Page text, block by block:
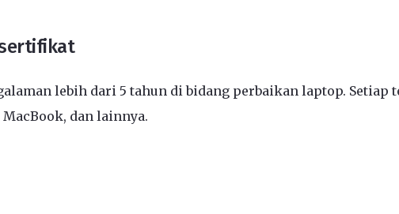
lebih dari 5 tahun di bidang perbaikan laptop.
MacBook, dan lainnya.